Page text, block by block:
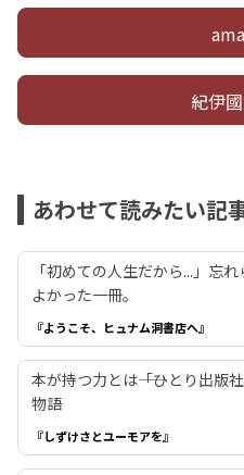
紀伊
あわせて読みたい記
「初めての人生だから...」忘
よかった一冊。
『ようこそ、ヒュナム洞書店へ』
本が持つ力とは――「ひとり出
物語
『しずけさとユーモアを』